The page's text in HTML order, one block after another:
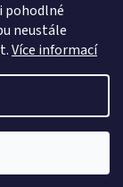
pohodlné
neustále
Více informací
vyhrazena.